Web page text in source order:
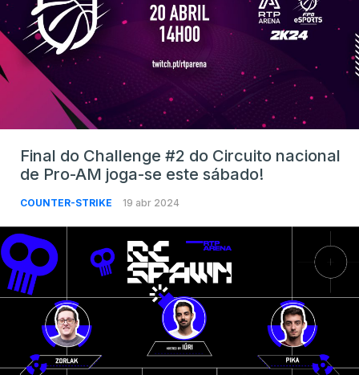
Final do Challenge #2 do Circuito nacional
de Pro-AM joga-se este sábado!
COUNTER-STRIKE 19 abr 2024